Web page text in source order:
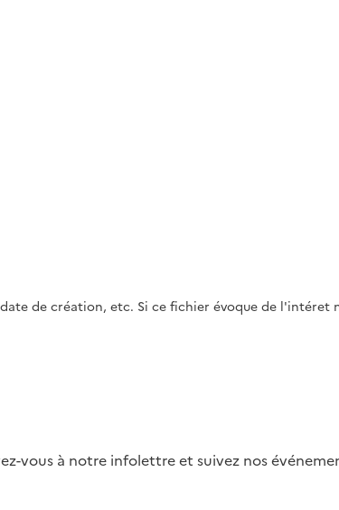
de création, etc. Si ce fichier évoque de l'intéret
vous à notre infolettre et suivez nos